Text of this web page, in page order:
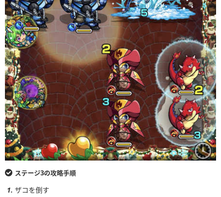
ステージ3の攻略手順
ザコを倒す